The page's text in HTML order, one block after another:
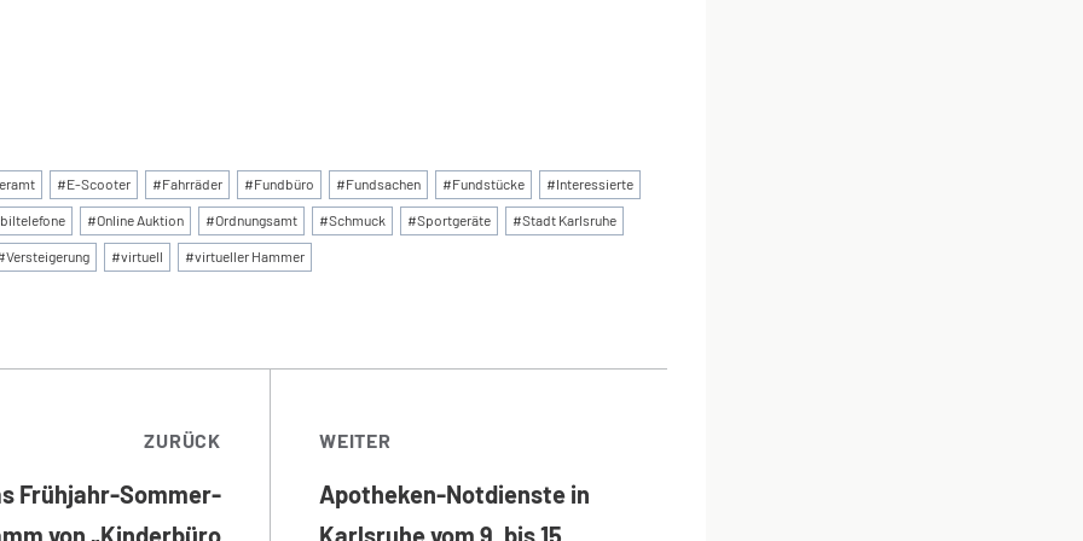
#E-Scooter #Fahrräder #Fundbüro #Fundsachen #Fundstücke #Interessierte
#Online Auktion #Ordnungsamt #Schmuck #Sportgeräte #Stadt Karlsruhe
Versteigerung #virtuell #virtueller Hammer
ZURÜCK
Frühjahr-Sommer-
von „Kinderbüro
WEITER
Apotheken-Notdienste in
Karlsruhe vom 9. bis 15.